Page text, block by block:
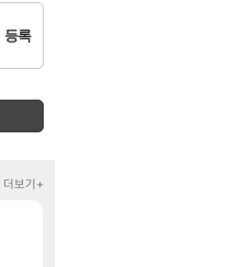
등록
더보기+